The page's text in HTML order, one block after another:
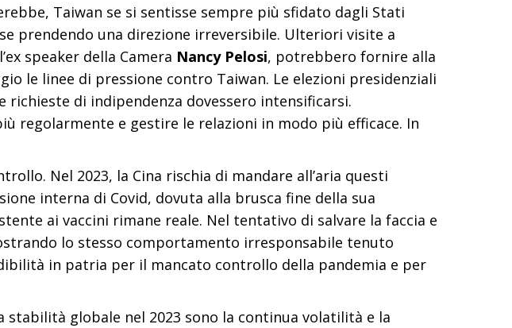
Taiwan se si sentisse sempre più sfidato dagli Stati
prendendo una direzione irreversibile. Ulteriori visite a
speaker della Camera Nancy Pelosi, potrebbero fornire alla
le linee di pressione contro Taiwan. Le elezioni presidenziali
di indipendenza dovessero intensificarsi.
regolarmente e gestire le relazioni in modo più efficace. In
Nel 2023, la Cina rischia di mandare all’aria questi
interna di Covid, dovuta alla brusca fine della sua
ai vaccini rimane reale. Nel tentativo di salvare la faccia e
lo stesso comportamento irresponsabile tenuto
in patria per il mancato controllo della pandemia e per
globale nel 2023 sono la continua volatilità e la